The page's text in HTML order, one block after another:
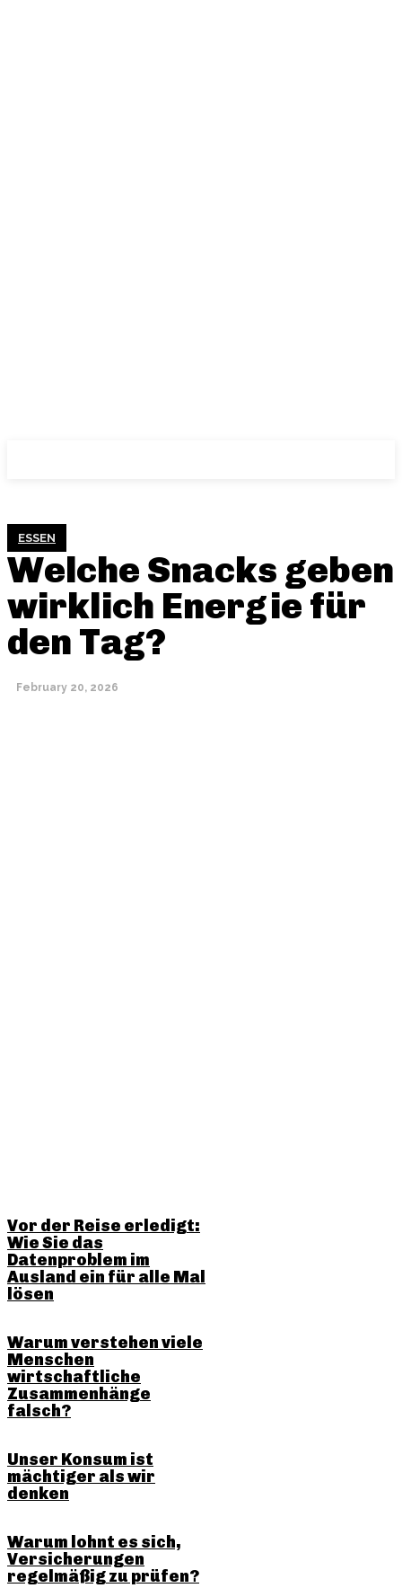
ESSEN
Welche Snacks geben
wirklich Energie für
den Tag?
February 20, 2026
Vor der Reise erledigt:
Wie Sie das
Datenproblem im
Ausland ein für alle Mal
lösen
Warum verstehen viele
Menschen
wirtschaftliche
Zusammenhänge
falsch?
Unser Konsum ist
mächtiger als wir
denken
Warum lohnt es sich,
Versicherungen
regelmäßig zu prüfen?